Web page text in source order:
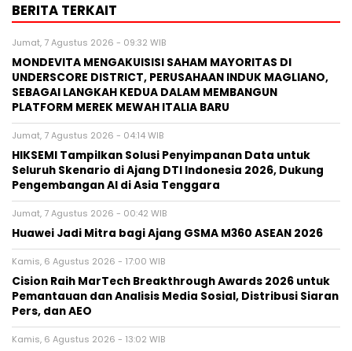
BERITA TERKAIT
Jumat, 7 Agustus 2026 - 09:32 WIB
MONDEVITA MENGAKUISISI SAHAM MAYORITAS DI
UNDERSCORE DISTRICT, PERUSAHAAN INDUK MAGLIANO,
SEBAGAI LANGKAH KEDUA DALAM MEMBANGUN
PLATFORM MEREK MEWAH ITALIA BARU
Jumat, 7 Agustus 2026 - 04:14 WIB
HIKSEMI Tampilkan Solusi Penyimpanan Data untuk
Seluruh Skenario di Ajang DTI Indonesia 2026, Dukung
Pengembangan AI di Asia Tenggara
Jumat, 7 Agustus 2026 - 00:42 WIB
Huawei Jadi Mitra bagi Ajang GSMA M360 ASEAN 2026
Kamis, 6 Agustus 2026 - 17:00 WIB
Cision Raih MarTech Breakthrough Awards 2026 untuk
Pemantauan dan Analisis Media Sosial, Distribusi Siaran
Pers, dan AEO
Kamis, 6 Agustus 2026 - 13:02 WIB